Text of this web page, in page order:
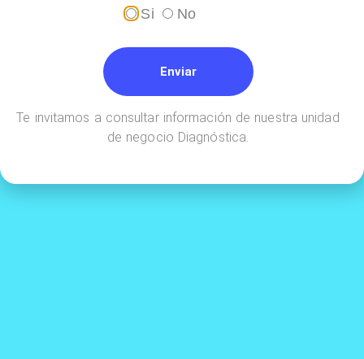
Realiza tus pagos en línea a través de
Si No
Enviar
Te invitamos a consultar información de nuestra unidad
de negocio Diagnóstica.